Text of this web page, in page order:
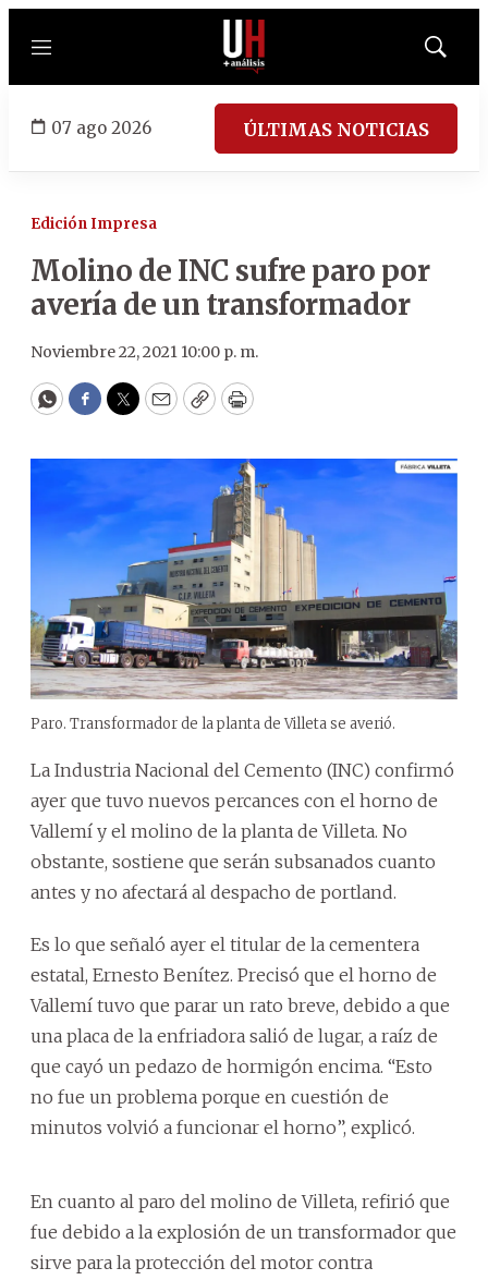
Menú
Mostrar
07 ago 2026 ÚLTIMAS NOTICIAS
Edición Impresa
Molino de INC sufre paro por
avería de un transformador
Noviembre 22, 2021 10:00 p. m.
WhatsApp
Facebook
Twitter
EmailCopyPrint
Paro. Transformador de la planta de Villeta se averió.
La Industria Nacional del Cemento (INC) confirmó
ayer que tuvo nuevos percances con el horno de
Vallemí y el molino de la planta de Villeta. No
obstante, sostiene que serán subsanados cuanto
antes y no afectará al despacho de portland.
Es lo que señaló ayer el titular de la cementera
estatal, Ernesto Benítez. Precisó que el horno de
Vallemí tuvo que parar un rato breve, debido a que
una placa de la enfriadora salió de lugar, a raíz de
que cayó un pedazo de hormigón encima. “Esto
no fue un problema porque en cuestión de
minutos volvió a funcionar el horno”, explicó.
En cuanto al paro del molino de Villeta, refirió que
fue debido a la explosión de un transformador que
sirve para la protección del motor contra